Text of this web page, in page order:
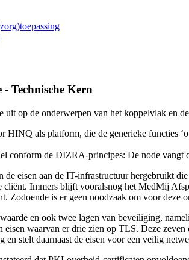
Technische Kern
uit op de onderwerpen van het koppelvlak en
HINQ als platform, die de generieke functies
conform de DIZRA-principes: De node vangt
de eisen aan de IT-infrastructuur hergebruikt
cliënt. Immers blijft vooralsnog het MedMij
Zodoende is er geen noodzaak om voor
en ook twee lagen van beveiliging,
waarvan er drie zien op TLS. Deze
stelt daarnaast de eisen voor een veilig